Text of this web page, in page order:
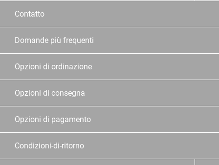
Contatto
Domande più frequenti
Opzioni di ordinazione
Opzioni di consegna
Opzioni di pagamento
Condizioni-di-ritorno